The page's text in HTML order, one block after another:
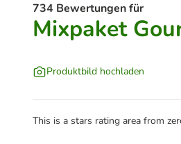
734 Bewertungen für
Mixpaket
Produktbild hochladen
This is a stars rating area from